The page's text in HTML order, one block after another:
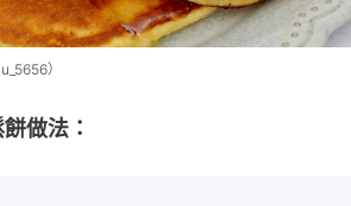
）
做法：